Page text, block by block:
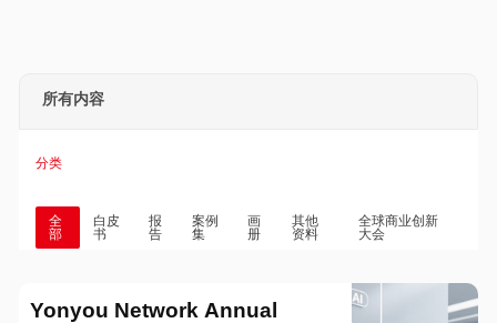
所有内容
分类
全
部
白皮
书
报
告
案例
集
画
册
其他
资料
全球商业创新
大会
Yonyou Network Annual